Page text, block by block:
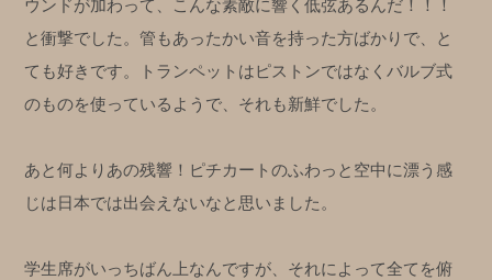
ウンドが加わって、こんな素敵に響く低弦あるんだ！！！
と衝撃でした。管もあったかい音を持った方ばかりで、と
ても好きです。トランペットはピストンではなくバルブ式
のものを使っているようで、それも新鮮でした。
あと何よりあの残響！ピチカートのふわっと空中に漂う感
じは日本では出会えないなと思いました。
学生席がいっちばん上なんですが、それによって全てを俯